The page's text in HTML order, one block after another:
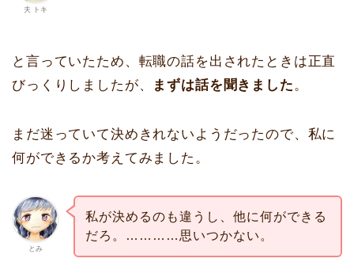
夫 トキ
と言っていたため、転職の話を出されたときは正直
びっくりしましたが、
まずは話を聞きました。
まだ迷っていて決めきれないようだったので、私に
何ができるか考えてみました。
とみ
私が決めるのも違うし、他に何ができる
だろ。…………思いつかない。